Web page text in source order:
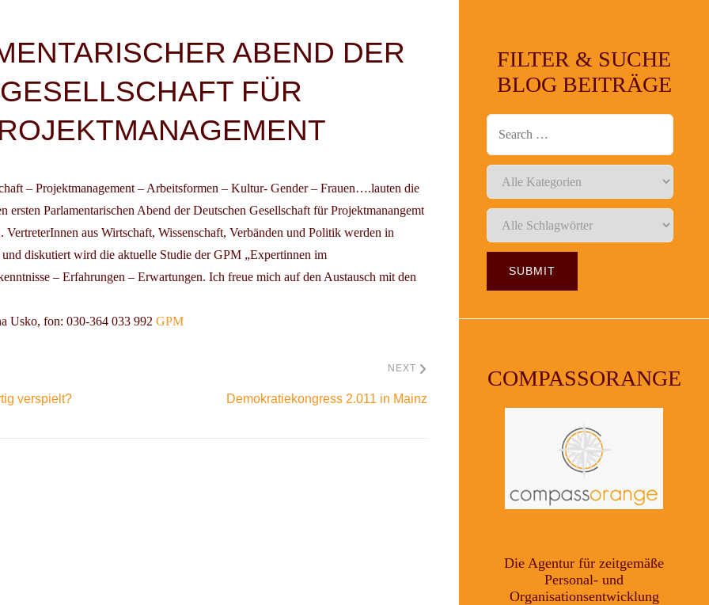
ABEND DER
GESELLSCHAFT FÜR
– Projektmanagement – Arbeitsformen – Kultur- Gender – Frauen….lauten die
ersten Parlamentarischen Abend der Deutschen Gesellschaft für Projektmanangemt
VertreterInnen aus Wirtschaft, Wissenschaft, Verbänden und Politik werden in
diskutiert wird die aktuelle Studie der GPM „Expertinnen im
– Erfahrungen – Erwartungen. Ich freue mich auf den Austausch mit den
Usko, fon: 030-364 033 992 GPM
verspielt?
NEXT
Demokratiekongress 2.011 in Mainz
FILTER & SUCHE
BLOG BEITRÄGE
COMPASSORANGE
Die Agentur für zeitgemäße
Personal- und
Organisationsentwicklung